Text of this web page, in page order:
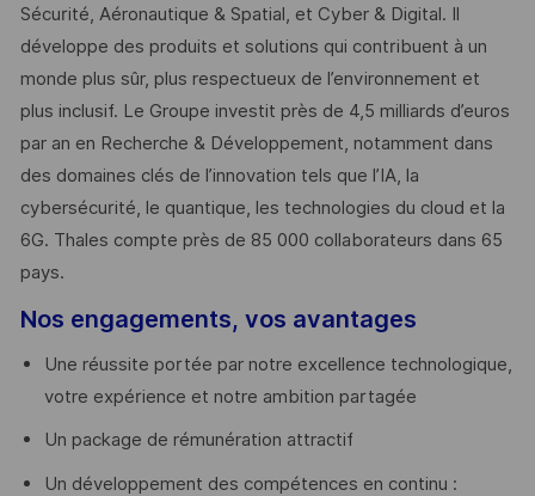
Sécurité, Aéronautique & Spatial, et Cyber & Digital. Il
développe des produits et solutions qui contribuent à un
monde plus sûr, plus respectueux de l’environnement et
plus inclusif. Le Groupe investit près de 4,5 milliards d’euros
par an en Recherche & Développement, notamment dans
des domaines clés de l’innovation tels que l’IA, la
cybersécurité, le quantique, les technologies du cloud et la
6G. Thales compte près de 85 000 collaborateurs dans 65
pays. ​
Nos engagements, vos avantages
Une réussite portée par notre excellence technologique,
votre expérience et notre ambition partagée
Un package de rémunération attractif
Un développement des compétences en continu :